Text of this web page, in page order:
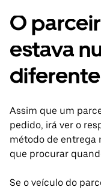
O
estava
diferente
Assim que um
pedido, irá ver o
método de entrega
que procurar
Se o veículo do